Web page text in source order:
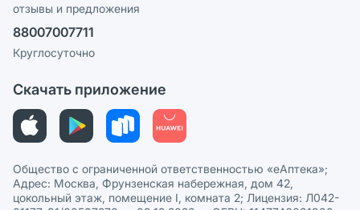
Ваши товары на ЕАПТЕКЕ
Политика конфиденциальности
Пользовательское соглашение
Политика рекомендаций
Этика и соответствие
Политика в отношении обработки персональных данных
отзывы и предложения
88007007711
Круглосуточно
Скачать приложение
Общество с ограниченной ответственностью «еАптека»;
Адрес: Москва, Фрунзенская набережная, дом 42,
цокольный этаж, помещение I, комната 2; Лицензия: Л042-